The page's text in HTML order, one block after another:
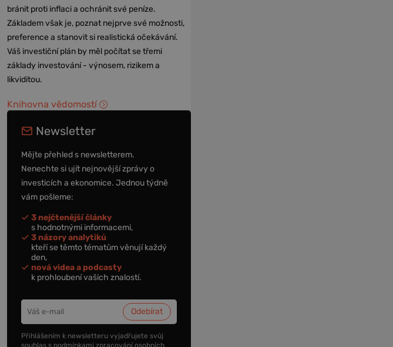
bránit proti inflaci a ochránit své peníze.
Základem však je, poznat nejprve své možnosti,
preference a stanovit si realistická očekávání.
Váš investiční plán by měl počítat se třemi
základy investování - výnosem, rizikem a
likviditou.
Knihovna vědomostí
Newsletter
Mějte přehled s newsletterem.
Nenechte si ujít nejnovější zprávy o
investicích a ekonomice. Jednou týdně
vám pošleme:
3 nejčtenější články
s hodnotnými informacemi,
3 názory analytiků
kteří se těmto tématům věnují každý
den,
nová videa a podcasty
k prohloubení vašich znalostí.
Přihlášením k newsletteru vyjadřujete svůj
souhlas s podmínkami zpracování osobních